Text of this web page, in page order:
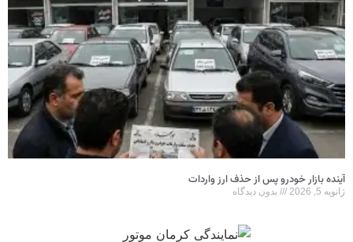
آینده بازار خودرو پس از حذف ارز واردات
ژانویه 5, 2026 بدون دیدگاه